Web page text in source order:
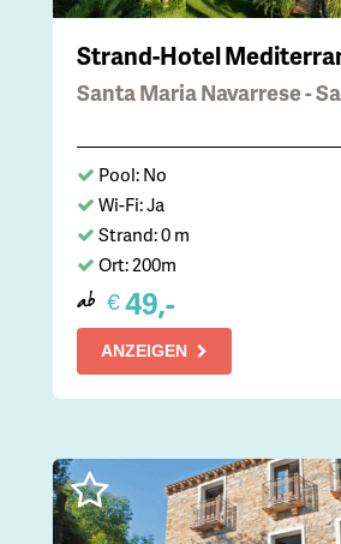
Strand-Hotel
Santa Maria Navarrese -
Pool: No
Wi-Fi: Ja
Strand: 0 m
Ort: 200m
ab €49,-
ANZEIGEN